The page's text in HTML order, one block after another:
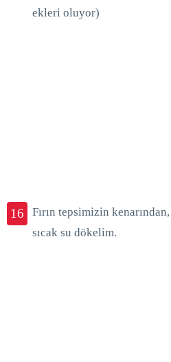
ekleri oluyor)
16
Fırın tepsimizin
sıcak su dökelim.